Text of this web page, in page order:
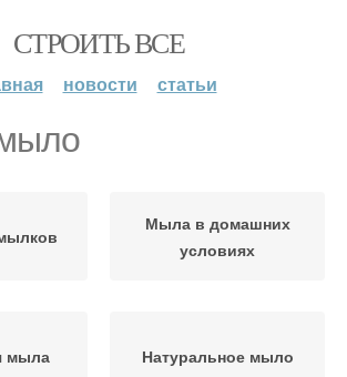
СТРОИТЬ ВСЕ
новости статьи
Мыла в домашних
условиях
мыла Натуральное мыло